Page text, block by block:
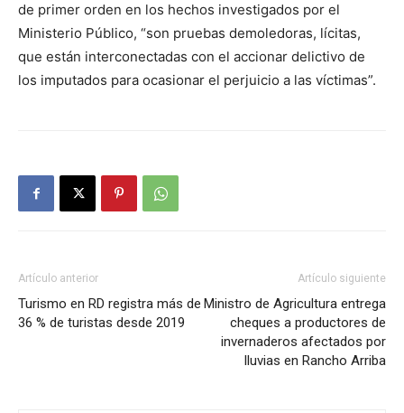
de primer orden en los hechos investigados por el
Ministerio Público, “son pruebas demoledoras, lícitas,
que están interconectadas con el accionar delictivo de
los imputados para ocasionar el perjuicio a las víctimas”.
Artículo anterior
Turismo en RD registra más de
36 % de turistas desde 2019
Artículo siguiente
Ministro de Agricultura entrega
cheques a productores de
invernaderos afectados por
lluvias en Rancho Arriba